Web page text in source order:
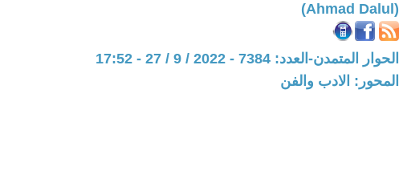
(Ahmad Dalul)
الحوار المتمدن-العدد: 7384 - 2022 / 9 / 27 - 17:52
المحور: الادب والفن